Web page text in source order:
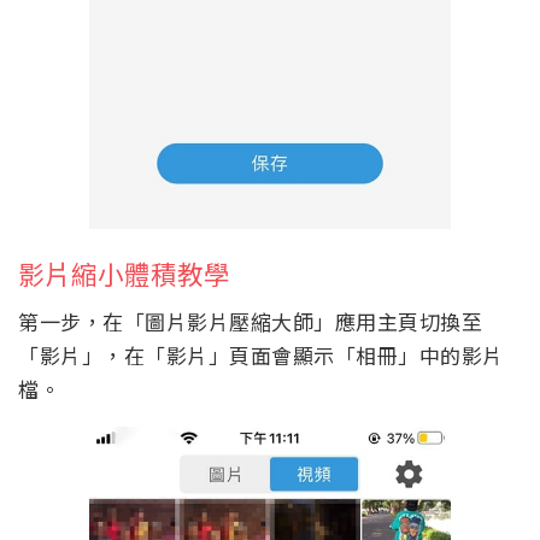
影片縮小體積教學
第一步，在「圖片影片壓縮大師」應用主頁切換至
「影片」，在「影片」頁面會顯示「相冊」中的影片
檔。